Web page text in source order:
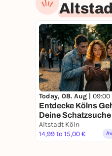
Today, 08. Aug | 09:00
Entdecke Kölns
Deine Schatzsuche
Altstadt Köln
14,99 to 15,00 €